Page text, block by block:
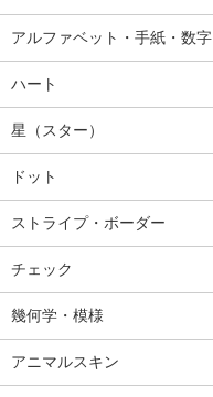
アルファベット・手紙・数
ハート
星（スター）
ドット
ストライプ・ボーダー
チェック
幾何学・模様
アニマルスキン